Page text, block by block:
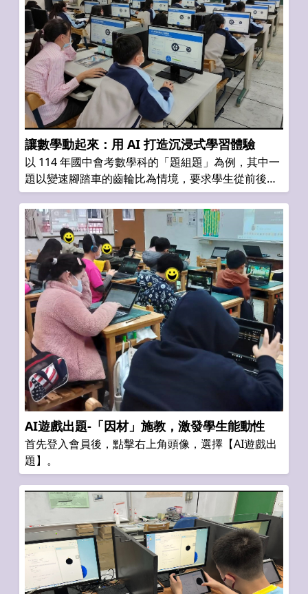
讓數學動起來：用 AI 打造沉浸式學習體驗
以 114 年國中會考數學科的「題組題」為例，其中一
題以變速腳踏車的齒輪比為情境，要求學生從前後齒
輪的齒數計算比值，並判斷哪種組
AI遊戲出題-「因材」施教，激發學生能動性
首先登入會員後，點擊右上角頭像，選擇【AI遊戲出
題】。